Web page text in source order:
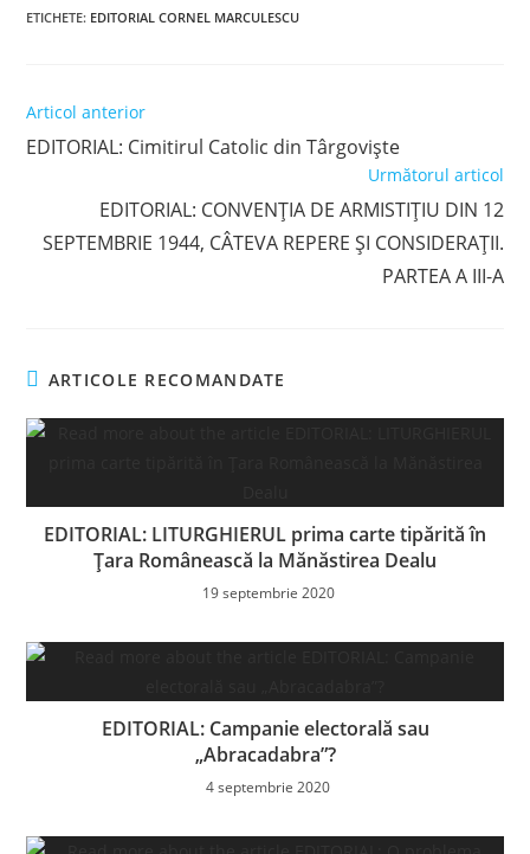
ETICHETE: EDITORIAL CORNEL MARCULESCU
Read
articles
Articol anterior
EDITORIAL: Cimitirul Catolic din Târgoviște
Următorul articol
EDITORIAL: CONVENȚIA DE ARMISTIȚIU DIN 12
SEPTEMBRIE 1944, CÂTEVA REPERE ŞI CONSIDERAȚII.
PARTEA A III-A
ARTICOLE RECOMANDATE
EDITORIAL: LITURGHIERUL prima carte tipărită în
Țara Românească la Mănăstirea Dealu
19 septembrie 2020
EDITORIAL: Campanie electorală sau
„Abracadabra”?
4 septembrie 2020